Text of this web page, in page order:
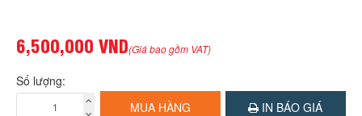
6,500,000 VND(Giá bao gồm VAT)
Số lượng:
MUA HÀNG
IN BÁO GIÁ